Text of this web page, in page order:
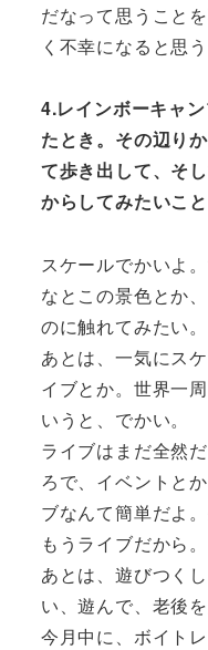
だなって思うこと
く不幸になると思う
4.レインボーキャ
たとき。その辺り
て歩き出して、そ
からしてみたいこ
スケールでかいよ
なとこの景色とか
のに触れてみたい。
あとは、一気にス
イブとか。世界一
いうと、でかい。
ライブはまだ全然
ろで、イベントと
ブなんて簡単だよ
もうライブだから。
あとは、遊びつく
い、遊んで、老後を
今月中に、ボイト